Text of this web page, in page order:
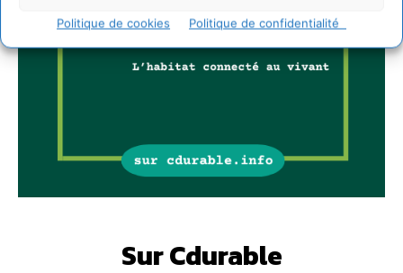
Politique de cookies Politique de confidentialité
Sur Cdurable